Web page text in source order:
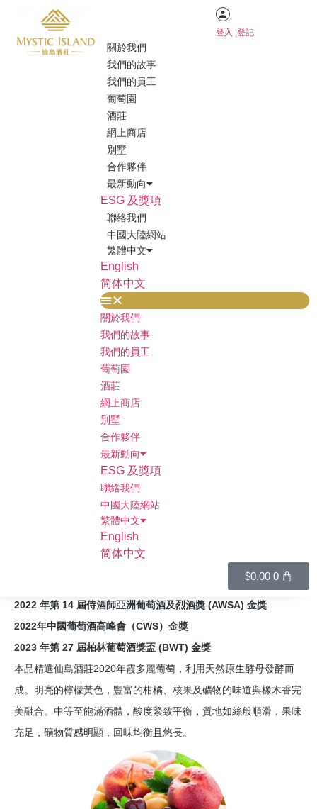
登入 |登記
關於我們
我們的故事
我們的員工
葡萄園
酒莊
網上商店
別墅
合作夥伴
最新動向
ESG 及獎項
聯絡我們
中國大陸網站
繁體中文
English
简体中文
關於我們
我們的故事
我們的員工
葡萄園
酒莊
網上商店
別墅
合作夥伴
最新動向
ESG 及獎項
聯絡我們
中國大陸網站
繁體中文
English
简体中文
$0.00 0
首頁/所有產品/ 逸湖珍藏原生酵母霞多麗乾白酒 2020
逸湖珍藏原生酵母霞多麗乾白
2022 年第 14 屆侍酒師亞洲葡萄酒及烈酒獎 (AWSA) 金獎
2022年中國葡萄酒高峰會（CWS）金獎
2023 年第 27 屆柏林葡萄酒獎盃 (BWT) 金獎
本品精選仙島酒莊2020年霞多麗葡萄，利用天然原生酵母發酵而
成。明亮的檸檬黃色，豐富的柑橘、核果及礦物的味道與橡木香完
美融合。中等至飽滿酒體，酸度緊致平衡，質地如絲般順滑，果味
充足，礦物質感明顯，回味均衡且悠長。